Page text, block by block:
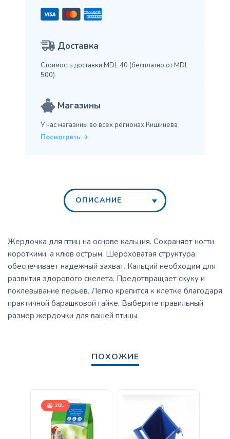
Доставка
Стоимость доставки MDL 40 (бесплатно от MDL
500)
Магазины
У нас магазины во всех регионах Кишинева
Посмотреть
ОПИСАНИЕ
Жердочка для птиц на основе кальция. Сохраняет ногти
короткими, а клюв острым. Шероховатая структура
обеспечивает надежный захват. Кальций необходим для
развития здорового скелета. Предотвращает скуку и
поклевывание перьев. Легко крепится к клетке благодаря
практичной барашковой гайке. Выберите правильный
размер жердочки для вашей птицы.
ПОХОЖИЕ
20L